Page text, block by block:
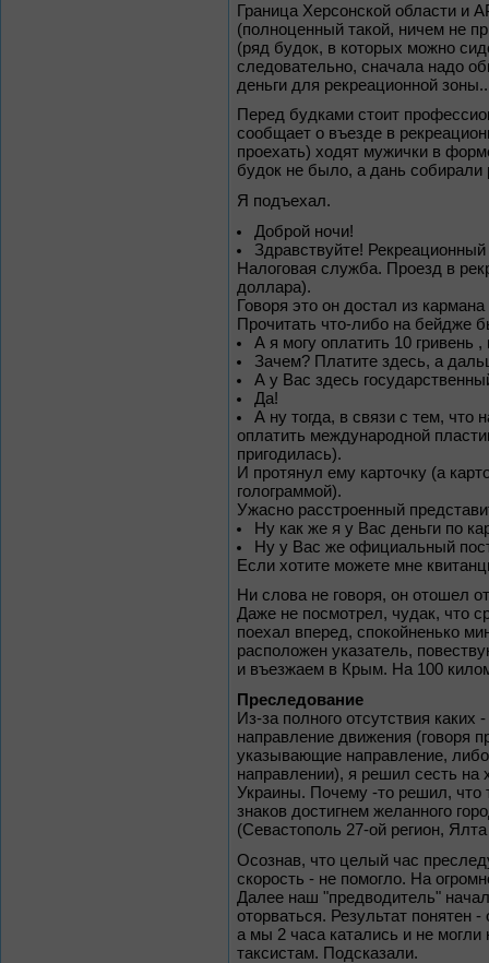
Граница Херсонской области и
(полноценный такой, ничем не
(ряд будок, в которых можно
следовательно, сначала надо
деньги для рекреационной
Перед будками стоит
сообщает о въезде в
проехать) ходят мужички в
будок не было, а дань собирали
Я подъехал.
Доброй ночи!
Здравствуйте!
Налоговая служба. Проезд в
доллара).
Говоря это он достал из
Прочитать что-либо на бейдже
А я могу оплатить 10 гривень
Зачем? Платите здесь, а
А у Вас здесь
Да!
А ну тогда, в связи с тем, что
оплатить международной
пригодилась).
И протянул ему карточку (а
голограммой).
Ужасно расстроенный
Ну как же я у Вас деньги по
Ну у Вас же официальный
Если хотите можете мне
Ни слова не говоря, он отошел
Даже не посмотрел, чудак, что
поехал вперед, спокойненько
расположен указатель,
и въезжаем в Крым. На 100
Преследование
Из-за полного отсутствия
направление движения (говоря
указывающие направление,
направлении), я решил сесть на
Украины. Почему -то решил, что
знаков достигнем желанного
(Севастополь 27-ой регион,
Осознав, что целый час
скорость - не помогло. На
Далее наш "предводитель"
оторваться. Результат
а мы 2 часа катались и не
таксистам. Подсказали.